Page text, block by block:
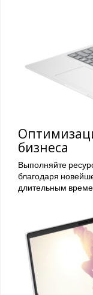
бизнеса
Выполняйте
благодаря
длительным